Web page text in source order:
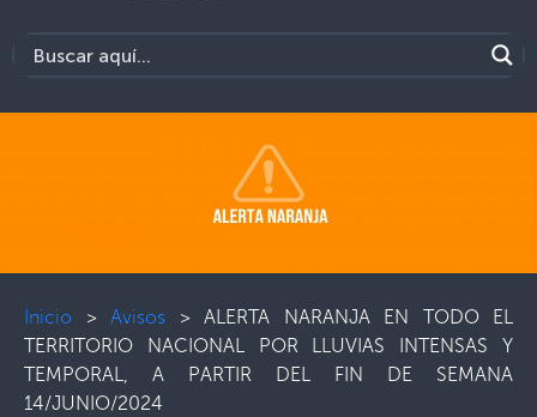
Inicio > Avisos > ALERTA NARANJA EN TODO EL
TERRITORIO NACIONAL POR LLUVIAS INTENSAS Y
TEMPORAL, A PARTIR DEL FIN DE SEMANA
14/JUNIO/2024